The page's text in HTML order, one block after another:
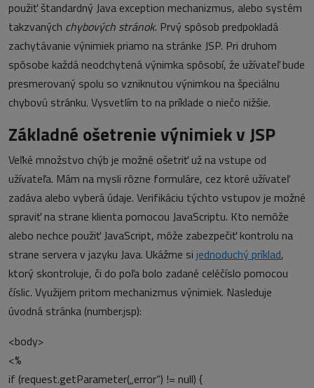
použiť štandardný Java exception mechanizmus, alebo systém
takzvaných chybových stránok. Prvý spôsob predpokladá
zachytávanie výnimiek priamo na stránke JSP. Pri druhom
spôsobe každá neodchytená výnimka spôsobí, že užívateľ bude
presmerovaný spolu so vzniknutou výnimkou na špeciálnu
chybovú stránku. Vysvetlím to na príklade o niečo nižšie.
Základné ošetrenie výnimiek v JSP
Veľké množstvo chýb je možné ošetriť už na vstupe od
užívateľa. Mám na mysli rôzne formuláre, cez ktoré užívateľ
zadáva alebo vyberá údaje. Verifikáciu týchto vstupov je možné
spraviť na strane klienta pomocou JavaScriptu. Kto nemôže
alebo nechce použiť JavaScript, môže zabezpečiť kontrolu na
strane servera v jazyku Java. Ukážme si jednoduchý príklad,
ktorý skontroluje, či do poľa bolo zadané celéčíslo pomocou
číslic. Využijem pritom mechanizmus výnimiek. Nasleduje
úvodná stránka (number.jsp):
<body>
<%
if (request.getParameter(„error“) != null) {